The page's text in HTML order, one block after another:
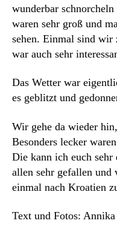
wunderbar
waren sehr groß und
sehen. Einmal sind wir
war auch sehr
Das Wetter war
es geblitzt und
Wir gehe da wieder
Besonders lecker
Die kann ich euch
allen sehr gefallen
einmal nach Kroatien
Text und Fotos: